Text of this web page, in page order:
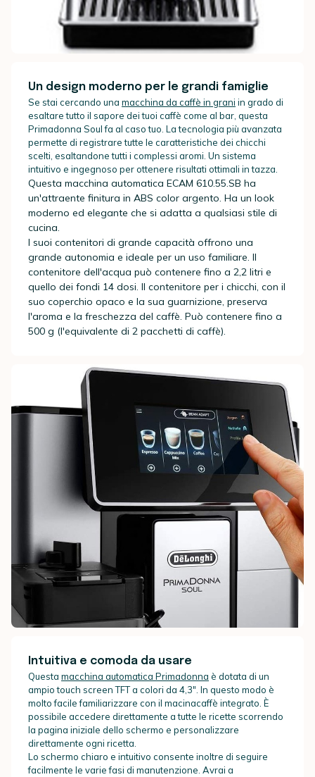
Un design moderno per le grandi famiglie
Se stai cercando una macchina da caffè in grani in grado di
esaltare tutto il sapore dei tuoi caffè come al bar, questa
Primadonna Soul fa al caso tuo. La tecnologia più avanzata
permette di registrare tutte le caratteristiche dei chicchi
scelti, esaltandone tutti i complessi aromi. Un sistema
intuitivo e ingegnoso per ottenere risultati ottimali in tazza.
Questa macchina automatica ECAM 610.55.SB ha
un'attraente finitura in ABS color argento. Ha un look
moderno ed elegante che si adatta a qualsiasi stile di
cucina.
I suoi contenitori di grande capacità offrono una
grande autonomia e ideale per un uso familiare. Il
contenitore dell'acqua può contenere fino a 2,2 litri e
quello dei fondi 14 dosi. Il contenitore per i chicchi, con il
suo coperchio opaco e la sua guarnizione, preserva
l'aroma e la freschezza del caffè. Può contenere fino a
500 g (l'equivalente di 2 pacchetti di caffè).
Intuitiva e comoda da usare
Questa macchina automatica Primadonna è dotata di un
ampio touch screen TFT a colori da 4,3". In questo modo è
molto facile familiarizzare con il macinacaffè integrato. È
possibile accedere direttamente a tutte le ricette scorrendo
la pagina iniziale dello schermo e personalizzare
direttamente ogni ricetta.
Lo schermo chiaro e intuitivo consente inoltre di seguire
facilmente le varie fasi di manutenzione. Avrai a